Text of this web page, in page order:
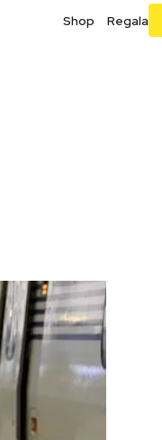
Shop Regala